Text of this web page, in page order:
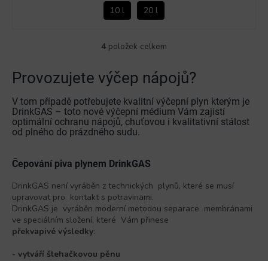
10 l 20 l
O
l
á
d
a
c
í
v
y
v
ý
p
4 položek celkem
Provozujete výčep nápojů?
V tom případě potřebujete kvalitní výčepní plyn kterým je
DrinkGAS – toto nové výčepní médium Vám zajistí
optimální ochranu nápojů, chuťovou i kvalitativní stálost
od plného do prázdného sudu.
Čepování piva plynem DrinkGAS
DrinkGAS není vyráběn z technických plynů, které se musí
upravovat pro kontakt s potravinami.
DrinkGAS je vyráběn moderní metodou separace membránami
ve speciálním složení, které Vám přinese
překvapivé výsledky:
- vytváří šlehačkovou pěnu